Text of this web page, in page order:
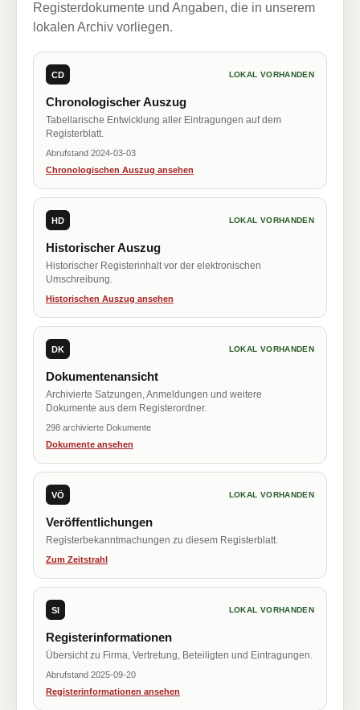
Registerdokumente und Angaben, die in unserem
lokalen Archiv vorliegen.
CD LOKAL VORHANDEN
Chronologischer Auszug
Tabellarische Entwicklung aller Eintragungen auf dem
Registerblatt.
Abrufstand 2024-03-03
Chronologischen Auszug ansehen
HD LOKAL VORHANDEN
Historischer Auszug
Historischer Registerinhalt vor der elektronischen
Umschreibung.
Historischen Auszug ansehen
DK LOKAL VORHANDEN
Dokumentenansicht
Archivierte Satzungen, Anmeldungen und weitere
Dokumente aus dem Registerordner.
298 archivierte Dokumente
Dokumente ansehen
VÖ LOKAL VORHANDEN
Veröffentlichungen
Registerbekanntmachungen zu diesem Registerblatt.
Zum Zeitstrahl
SI LOKAL VORHANDEN
Registerinformationen
Übersicht zu Firma, Vertretung, Beteiligten und Eintragungen.
Abrufstand 2025-09-20
Registerinformationen ansehen